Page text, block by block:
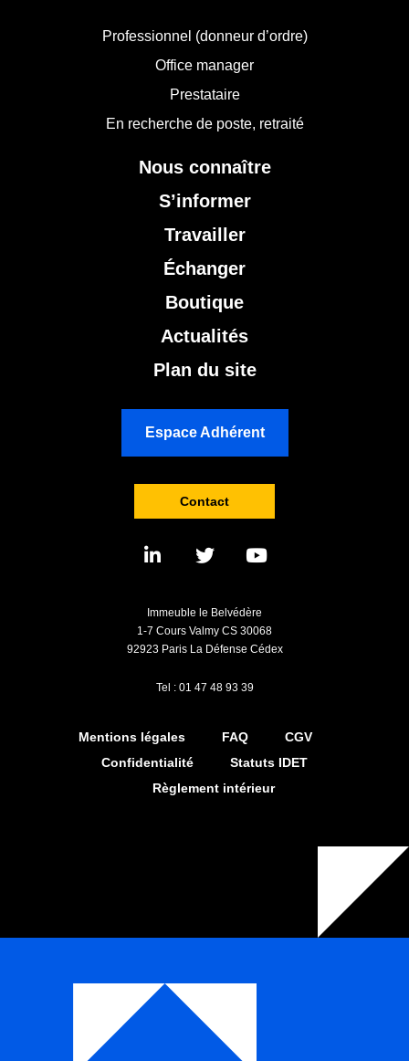
Professionnel (donneur d’ordre)
Office manager
Prestataire
En recherche de poste, retraité
Nous connaître
S’informer
Travailler
Échanger
Boutique
Actualités
Plan du site
Espace Adhérent
Contact
Immeuble le Belvédère
1-7 Cours Valmy CS 30068
92923 Paris La Défense Cédex
Tel : 01 47 48 93 39
Mentions légales FAQ
CGV
Confidentialité
Statuts IDET
Règlement intérieur